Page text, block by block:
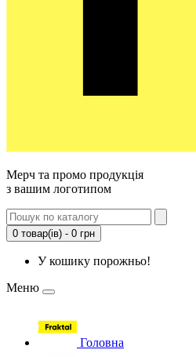
Мерч та промо продукція
з вашим логотипом
0 товар(ів) - 0 грн
У кошику порожньо!
Меню
Головна